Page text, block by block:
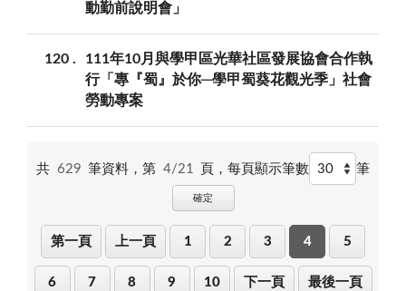
動勤前說明會」
120
111年10月與學甲區光華社區發展協會合作執
行「專『蜀』於你─學甲蜀葵花觀光季」社會
勞動專案
共 629 筆資料，第 4/21 頁，每頁顯示筆數 筆
確定
第一頁 上一頁 1 2 3 4 5
6 7 8 9 10 下一頁 最後一頁